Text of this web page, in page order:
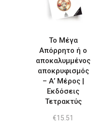
Το Μέγα
Απόρρητο ή ο
αποκαλυμμένος
αποκρυφισμός
– Α’ Μέρος |
Εκδόσεις
Τετρακτύς
€15.51